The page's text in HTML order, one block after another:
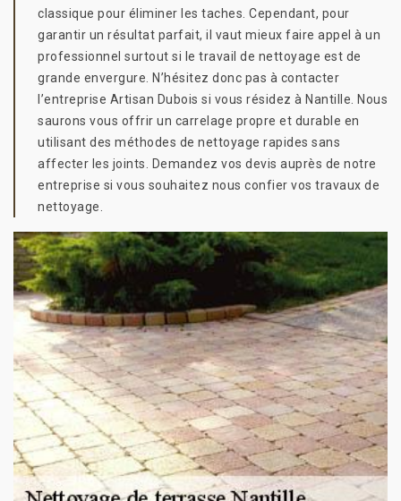
classique pour éliminer les taches. Cependant, pour
garantir un résultat parfait, il vaut mieux faire appel à un
professionnel surtout si le travail de nettoyage est de
grande envergure. N’hésitez donc pas à contacter
l’entreprise Artisan Dubois si vous résidez à Nantille. Nous
saurons vous offrir un carrelage propre et durable en
utilisant des méthodes de nettoyage rapides sans
affecter les joints. Demandez vos devis auprès de notre
entreprise si vous souhaitez nous confier vos travaux de
nettoyage.